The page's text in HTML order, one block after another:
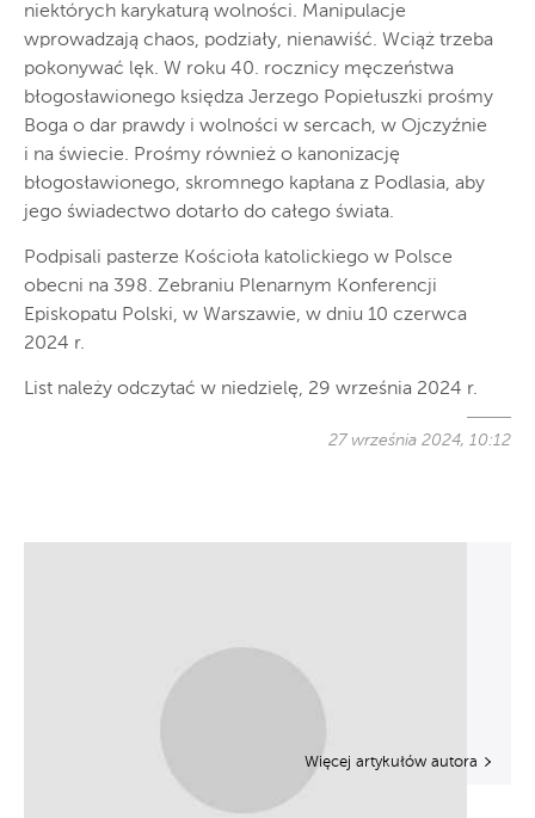
niektórych karykaturą wolności. Manipulacje
wprowadzają chaos, podziały, nienawiść. Wciąż trzeba
pokonywać lęk. W roku 40. rocznicy męczeństwa
błogosławionego księdza Jerzego Popiełuszki prośmy
Boga o dar prawdy i wolności w sercach, w Ojczyźnie
i na świecie. Prośmy również o kanonizację
błogosławionego, skromnego kapłana z Podlasia, aby
jego świadectwo dotarło do całego świata.
Podpisali pasterze Kościoła katolickiego w Polsce
obecni na 398. Zebraniu Plenarnym Konferencji
Episkopatu Polski, w Warszawie, w dniu 10 czerwca
2024 r.
List należy odczytać w niedzielę, 29 września 2024 r.
27 września 2024, 10:12
Więcej artykułów autora